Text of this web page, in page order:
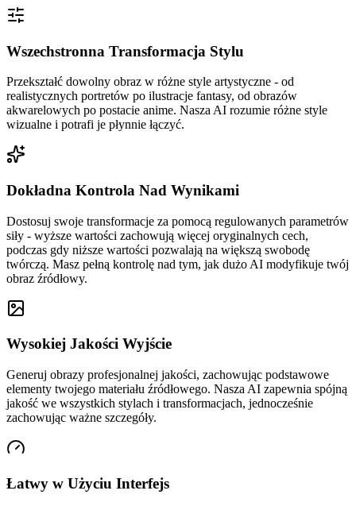
Wszechstronna Transformacja Stylu
Przekształć dowolny obraz w różne style artystyczne - od
realistycznych portretów po ilustracje fantasy, od obrazów
akwarelowych po postacie anime. Nasza AI rozumie różne style
wizualne i potrafi je płynnie łączyć.
Dokładna Kontrola Nad Wynikami
Dostosuj swoje transformacje za pomocą regulowanych parametrów
siły - wyższe wartości zachowują więcej oryginalnych cech,
podczas gdy niższe wartości pozwalają na większą swobodę
twórczą. Masz pełną kontrolę nad tym, jak dużo AI modyfikuje twój
obraz źródłowy.
Wysokiej Jakości Wyjście
Generuj obrazy profesjonalnej jakości, zachowując podstawowe
elementy twojego materiału źródłowego. Nasza AI zapewnia spójną
jakość we wszystkich stylach i transformacjach, jednocześnie
zachowując ważne szczegóły.
Łatwy w Użyciu Interfejs